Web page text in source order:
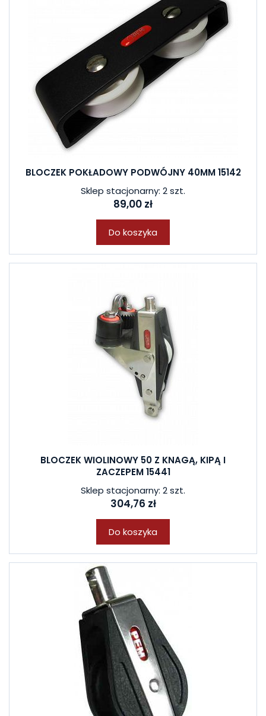
BLOCZEK POKŁADOWY PODWÓJNY 40MM 15142
Sklep stacjonarny: 2 szt.
89,00 zł
Do koszyka
BLOCZEK WIOLINOWY 50 Z KNAGĄ, KIPĄ I
ZACZEPEM 15441
Sklep stacjonarny: 2 szt.
304,76 zł
Do koszyka